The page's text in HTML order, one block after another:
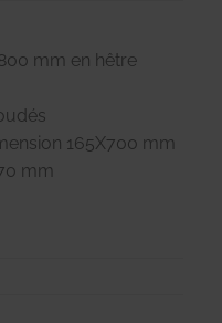
mm en hêtre
165X700 mm
mm